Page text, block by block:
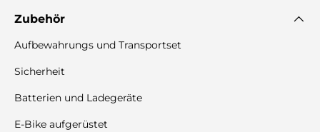
Zubehör
Aufbewahrungs und Transportset
Sicherheit
Batterien und Ladegeräte
E-Bike aufgerüstet